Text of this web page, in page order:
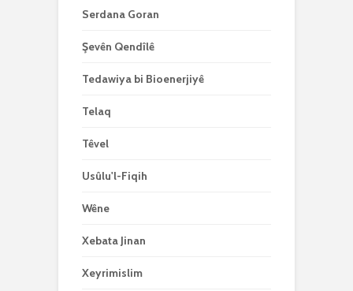
Serdana Goran
Şevên Qendîlê
Tedawiya bi Bioenerjiyê
Telaq
Têvel
Usûlu'l-Fiqih
Wêne
Xebata Jinan
Xeyrimislim